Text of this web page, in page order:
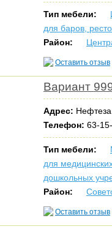
Тип мебели:
для баров,
Район:
Оставить отзыв
Вариант
Адрес:
Телефон: 63-
Тип мебели:
для
дошкольных
Район:
Оставить отзыв